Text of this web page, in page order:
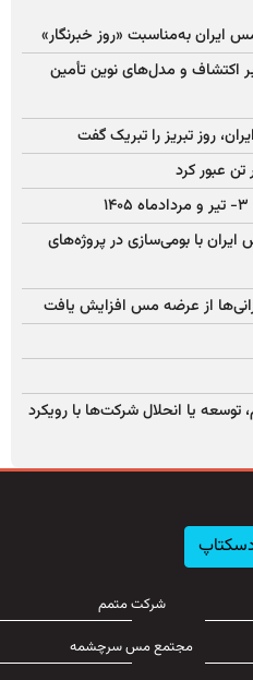
به‌مناسبت «روز خبرنگار»
اکتشاف و مدل‌های نوین تأمین
روز تبریز را تبریک گفت
مس ایران با بومی‌سازی در پروژه‌های
از عرضه مس افزایش یافت
توسعه یا انحلال شرکت‌ها با رویکرد
شرکت متمم
مجتمع مس سرچشمه